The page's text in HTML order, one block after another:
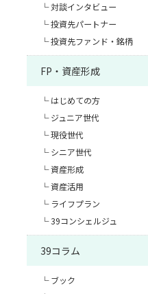
対談インタビュー
投資先パートナー
投資先ファンド・銘柄
FP・資産形成
はじめての方
ジュニア世代
現役世代
シニア世代
資産形成
資産活用
ライフプラン
39コンシェルジュ
39コラム
ブック